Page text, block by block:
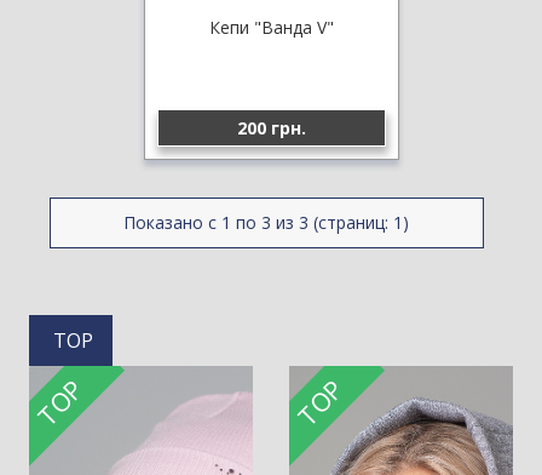
Кепи "Ванда V"
200 грн.
Показано с 1 по 3 из 3 (страниц: 1)
TOP
TOP TOP